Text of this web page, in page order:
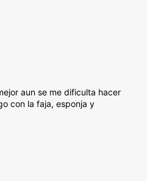
aun se me dificulta hacer
con la faja, esponja y